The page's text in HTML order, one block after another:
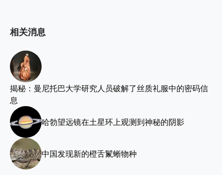
相关消息
揭秘：曼尼托巴大学研究人员破解了丝质礼服中的密码信
息
哈勃望远镜在土星环上观测到神秘的阴影
中国发现新的橙舌鬣蜥物种